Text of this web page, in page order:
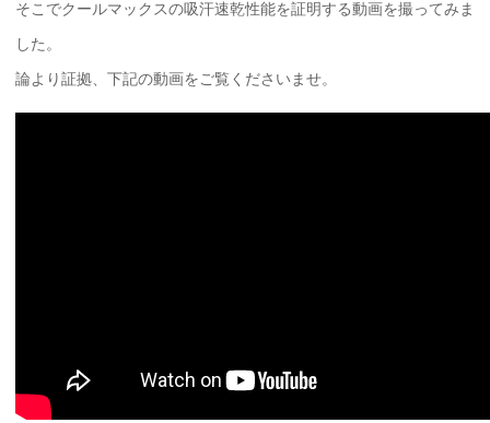
そこでクールマックスの吸汗速乾性能を証明する動画を撮ってみま
した。
論より証拠、下記の動画をご覧くださいませ。